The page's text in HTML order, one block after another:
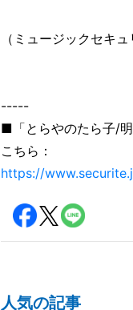
（ミュージックセキ
-----
■「とらやのたら子/
こちら：
https://
人気の記事